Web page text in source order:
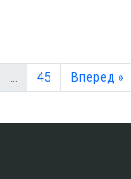
… 45 Вперед »